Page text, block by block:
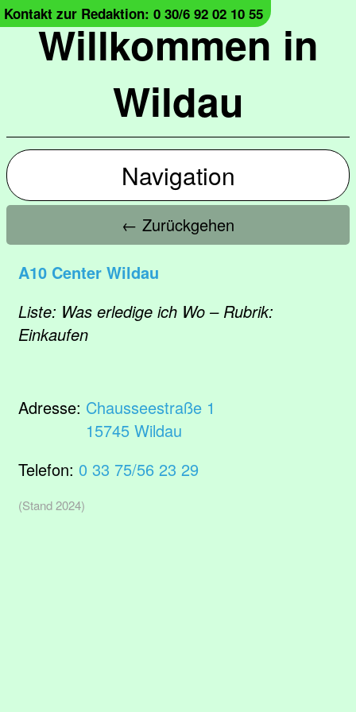
Willkommen in
Wildau
Kontakt zur Redaktion: 0 30/6 92 02 10 55
Navigation
← Zurückgehen
A10 Center Wildau
Liste: Was erledige ich Wo – Rubrik:
Einkaufen
Adresse: Chausseestraße 1
15745 Wildau
Telefon: 0 33 75/56 23 29
(Stand 2024)